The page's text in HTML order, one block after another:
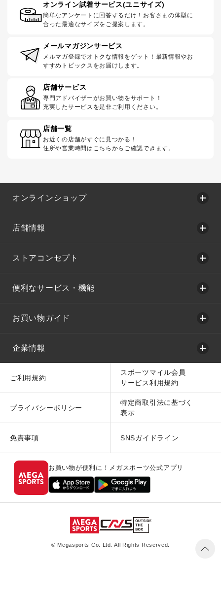
オンライン試着サービス(ユニサイズ)
簡単なアンケートに回答するだけ！お客さまの体型に
合った最適なサイズをご提案します。
メールマガジンサービス
メルマガ登録でオトクな情報をゲット！最新情報やお
すすめトピックスをお届けします。
店舗サービス
専門アドバイザーがお買い物をサポート！
充実したサービスを是非ご利用ください。
店舗一覧
お近くの店舗がすぐに見つかる！
住所や営業時間はこちらからご確認できます。
オンラインショップ
店舗情報
ストアコンセプト
便利なサービス・機能
お買い物ガイド
企業情報
ご利用規約
スポーツマイル会員
サービス利用規約
プライバシーポリシー
特定商取引法に基づく
表示
免責事項 SNSガイドライン
お買い物が便利に！メガスポーツ公式アプリ
© Megasports Co. Ltd. All Rights Reserved.